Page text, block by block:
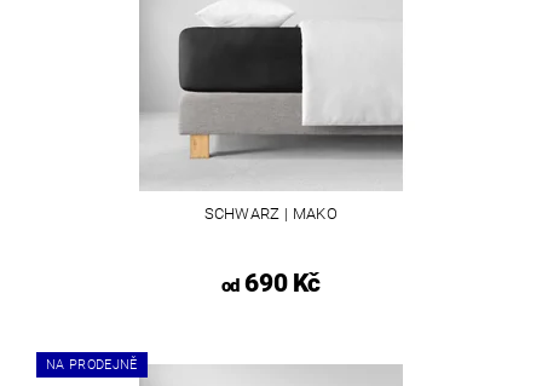
SCHWARZ | MAKO
od690 Kč
NA PRODEJNĚ